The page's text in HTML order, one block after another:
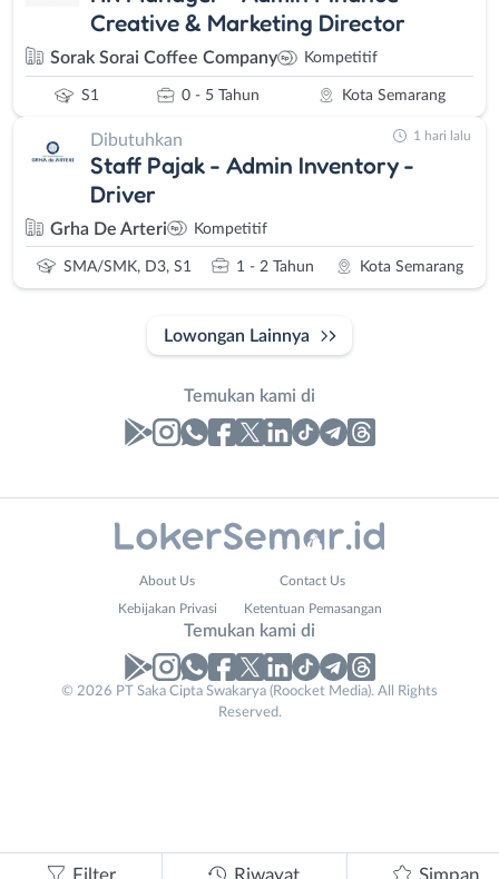
Creative & Marketing Director
Sorak Sorai Coffee Company Kompetitif
S1 0 - 5 Tahun Kota Semarang
Dibutuhkan
Staff Pajak - Admin Inventory -
Driver
Grha De Arteri Kompetitif
SMA/SMK, D3, S1 1 - 2 Tahun Kota Semarang
1 hari lalu
Lowongan Lainnya
Temukan kami di
No. Telp /
Asisten
Grobogan
Filter Riwayat Simpan
About Us Contact Us
Kebijakan Privasi Ketentuan Pemasangan
Temukan kami di
© 2026 PT Saka Cipta Swakarya (Roocket Media). All Rights
Reserved.